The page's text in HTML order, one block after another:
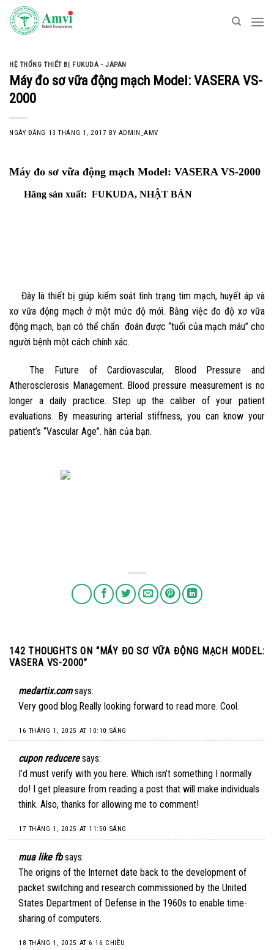
Skip
content
HỆ THỐNG THIẾT BỊ FUKUDA - JAPAN
Máy đo sơ vữa động mạch Model: VASERA VS-
2000
NGÀY ĐĂNG 13 THÁNG 1, 2017 BY ADMIN_AMV
Máy đo sơ vữa động mạch Model: VASERA VS-2000
Hãng sản xuất: FUKUDA, NHẬT BẢN
Đây là thiết bị giúp kiểm soát tình trạng tim mạch, huyết áp và
xơ vữa động mạch ở một mức độ mới. Bằng việc đo độ xơ vữa
động mạch, bạn có thể chẩn đoán được “tuổi của mạch máu” cho
người bệnh một cách chính xác.
The Future of Cardiovascular, Blood Pressure and
Atherosclerosis Management. Blood pressure measurement is no
longer a daily practice. Step up the caliber of your patient
evaluations. By measuring arterial stiffness, you can know your
patient’s “Vascular Age”. hân của bạn.
142 THOUGHTS ON “MÁY ĐO SƠ VỮA ĐỘNG MẠCH MODEL:
VASERA VS-2000”
medartix.com says:
Very good blog.Really looking forward to read more. Cool.
16 THÁNG 1, 2025 AT 10:10 SÁNG
cupon reducere says:
I’d must verify with you here. Which isn’t something I normally
do! I get pleasure from reading a post that will make individuals
think. Also, thanks for allowing me to comment!
17 THÁNG 1, 2025 AT 11:50 SÁNG
mua like fb says:
The origins of the Internet date back to the development of
packet switching and research commissioned by the United
States Department of Defense in the 1960s to enable time-
sharing of computers.
18 THÁNG 1, 2025 AT 6:16 CHIỀU